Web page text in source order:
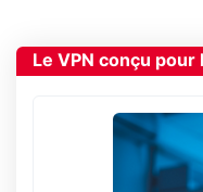
Le VPN conçu pour